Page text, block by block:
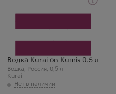
Водка Kurai on Kumis 0.5 л
Водка, Россия, 0,5 л
Kurai
Производитель
Регион
Уфа
Глеб Ж.
Курай на кумысе —
очень необычно и